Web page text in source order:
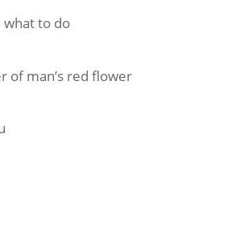
what to do
of man’s red flower